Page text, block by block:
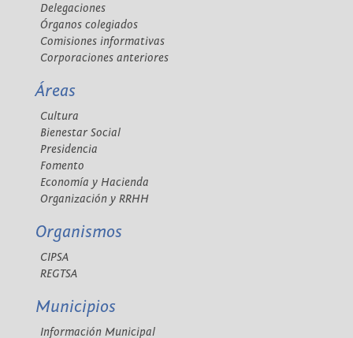
Delegaciones
Órganos colegiados
Comisiones informativas
Corporaciones anteriores
Áreas
Cultura
Bienestar Social
Presidencia
Fomento
Economía y Hacienda
Organización y RRHH
Organismos
CIPSA
REGTSA
Municipios
Información Municipal